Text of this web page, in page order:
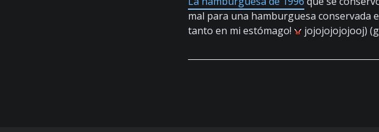
mal para una hamburguesa conservada
tanto en mi estómago!
jojojojojojooj)